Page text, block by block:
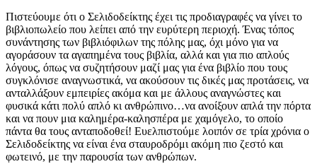
Πιστεύουμε ότι ο Σελιδοδείκτης έχει τις προδιαγραφές να γίνει το
βιβλιοπωλείο που λείπει από την ευρύτερη περιοχή. Ένας τόπος
συνάντησης των βιβλιόφιλων της πόλης μας, όχι μόνο για να
αγοράσουν τα αγαπημένα τους βιβλία, αλλά και για πιο απλούς
λόγους, όπως να συζητήσουν μαζί μας για ένα βιβλίο που τους
συγκλόνισε αναγνωστικά, να ακούσουν τις δικές μας προτάσεις, να
ανταλλάξουν εμπειρίες ακόμα και με άλλους αναγνώστες και
φυσικά κάτι πολύ απλό κι ανθρώπινο…να ανοίξουν απλά την πόρτα
και να πουν μια καλημέρα-καλησπέρα με χαμόγελο, το οποίο
πάντα θα τους ανταποδοθεί! Ευελπιστούμε λοιπόν σε τρία χρόνια ο
Σελιδοδείκτης να είναι ένα σταυροδρόμι ακόμη πιο ζεστό και
φωτεινό, με την παρουσία των ανθρώπων.